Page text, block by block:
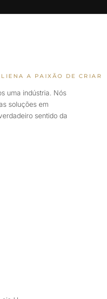
A PAIXÃO DE CRIAR
uma indústria. Nós
soluções em
sentido da